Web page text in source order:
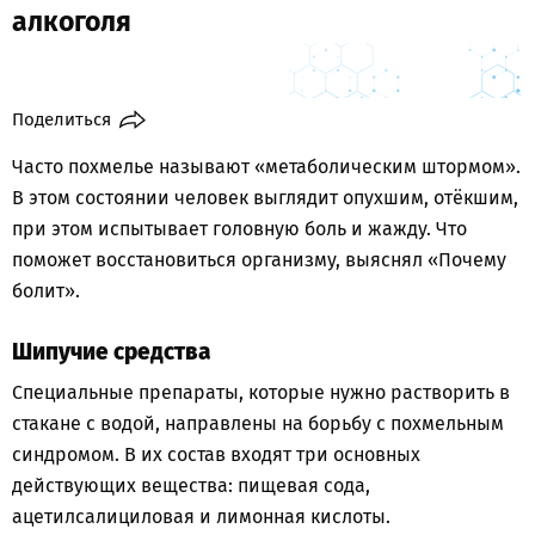
алкоголя
Поделиться
Часто похмелье называют «метаболическим штормом».
В этом состоянии человек выглядит опухшим, отёкшим,
при этом испытывает головную боль и жажду. Что
поможет восстановиться организму, выяснял «Почему
болит».
Шипучие средства
Специальные препараты, которые нужно растворить в
стакане с водой, направлены на борьбу с похмельным
синдромом. В их состав входят три основных
действующих вещества: пищевая сода,
ацетилсалициловая и лимонная кислоты.